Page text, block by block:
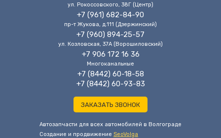
Автозапчасти для всех автомобилей в Волгограде
Cоздание и продвижение SeoVolga
ул. Рокоссовского, 38Г (Центр)
+7 (961) 682-84-90
пр-т Жукова, д.111 (Дзержинский)
+7 (960) 894-25-57
ул. Козловская, 37А (Ворошиловский)
+7 906 172 16 36
Многоканальные
+7 (8442) 60-18-58
+7 (8442) 60-93-83
ЗАКАЗАТЬ ЗВОНОК